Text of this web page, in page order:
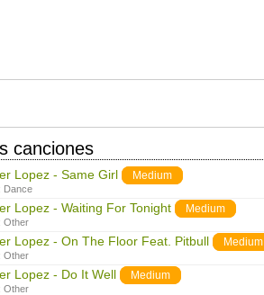
canciones
Lopez - Same Girl Medium
Dance
Lopez - Waiting For Tonight Medium
Other
Lopez - On The Floor Feat. Pitbull Medium
Other
Lopez - Do It Well Medium
Other